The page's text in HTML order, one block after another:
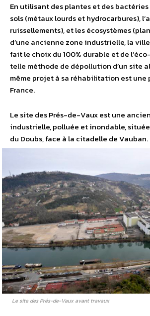
En utilisant des plantes et des
sols (métaux lourds et hydrocarbures),
ruissellements), et les écosystèmes
d’une ancienne zone industrielle, la
fait le choix du 100% durable et de
telle méthode de dépollution d’un site
même projet à sa réhabilitation est une
France.
Le site des Prés-de-Vaux est une
industrielle, polluée et inondable,
du Doubs, face à la citadelle de Vauban.
Le site des Prés-de-Vaux avant travaux